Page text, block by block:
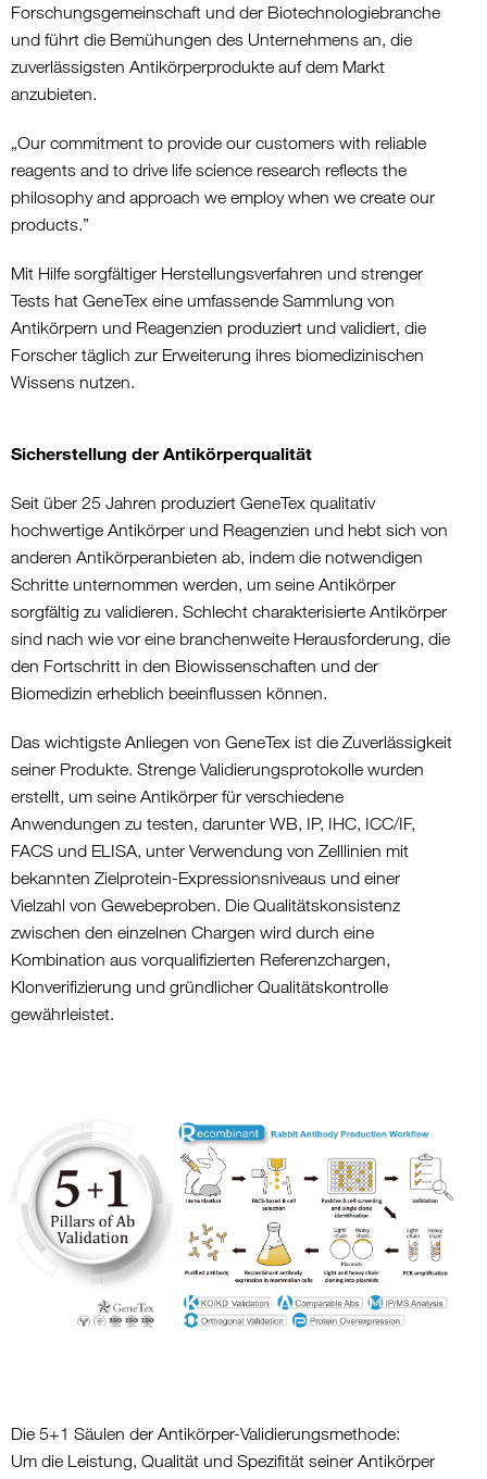
Forschungsgemeinschaft und der Biotechnologiebranche
und führt die Bemühungen des Unternehmens an, die
zuverlässigsten Antikörperprodukte auf dem Markt
anzubieten.
„Our commitment to provide our customers with reliable
reagents and to drive life science research reflects the
philosophy and approach we employ when we create our
products.”
Mit Hilfe sorgfältiger Herstellungsverfahren und strenger
Tests hat GeneTex eine umfassende Sammlung von
Antikörpern und Reagenzien produziert und validiert, die
Forscher täglich zur Erweiterung ihres biomedizinischen
Wissens nutzen.
Sicherstellung der Antikörperqualität
Seit über 25 Jahren produziert GeneTex qualitativ
hochwertige Antikörper und Reagenzien und hebt sich von
anderen Antikörperanbieten ab, indem die notwendigen
Schritte unternommen werden, um seine Antikörper
sorgfältig zu validieren. Schlecht charakterisierte Antikörper
sind nach wie vor eine branchenweite Herausforderung, die
den Fortschritt in den Biowissenschaften und der
Biomedizin erheblich beeinflussen können.
Das wichtigste Anliegen von GeneTex ist die Zuverlässigkeit
seiner Produkte. Strenge Validierungsprotokolle wurden
erstellt, um seine Antikörper für verschiedene
Anwendungen zu testen, darunter WB, IP, IHC, ICC/IF,
FACS und ELISA, unter Verwendung von Zelllinien mit
bekannten Zielprotein-Expressionsniveaus und einer
Vielzahl von Gewebeproben. Die Qualitätskonsistenz
zwischen den einzelnen Chargen wird durch eine
Kombination aus vorqualifizierten Referenzchargen,
Klonverifizierung und gründlicher Qualitätskontrolle
gewährleistet.
Die 5+1 Säulen der Antikörper-Validierungsmethode:
Um die Leistung, Qualität und Spezifität seiner Antikörper